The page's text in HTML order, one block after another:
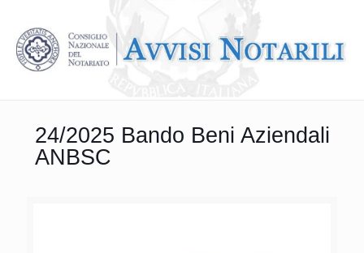
24/2025 Bando Beni Aziendali
ANBSC